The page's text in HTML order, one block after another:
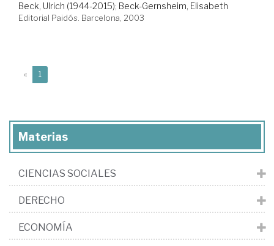
Beck, Ulrich (1944-2015); Beck-Gernsheim, Elisabeth
Editorial Paidós. Barcelona, 2003
« 1
Materias
CIENCIAS SOCIALES
DERECHO
ECONOMÍA